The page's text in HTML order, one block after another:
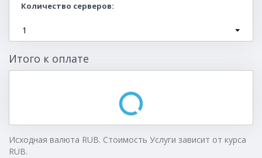
Количество серверов
1
Итого к оплате
Исходная валюта RUB. Стоимость Услуги зависит от курса
RUB.